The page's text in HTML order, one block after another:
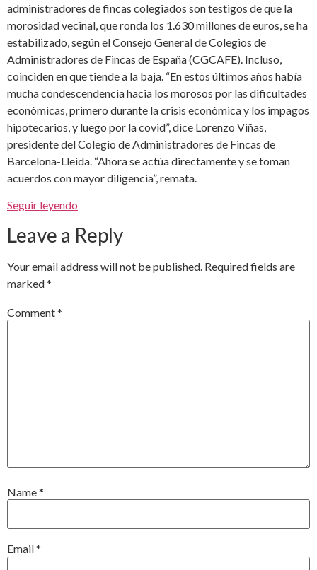
administradores de fincas colegiados son testigos de que la
morosidad vecinal, que ronda los 1.630 millones de euros, se ha
estabilizado, según el Consejo General de Colegios de
Administradores de Fincas de España (CGCAFE). Incluso,
coinciden en que tiende a la baja. “En estos últimos años había
mucha condescendencia hacia los morosos por las dificultades
económicas, primero durante la crisis económica y los impagos
hipotecarios, y luego por la covid”, dice Lorenzo Viñas,
presidente del Colegio de Administradores de Fincas de
Barcelona-Lleida. “Ahora se actúa directamente y se toman
acuerdos con mayor diligencia”, remata.
Seguir leyendo
Leave a Reply
Your email address will not be published. Required fields are
marked*
Comment*
Name*
Email*